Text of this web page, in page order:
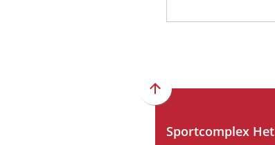
Scroll
boven
Sportcomplex Het